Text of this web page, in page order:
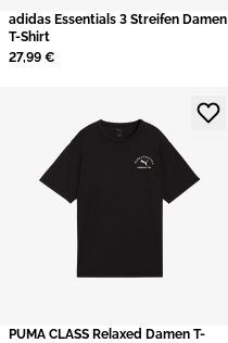
adidas Essentials 3 Streifen Damen
T-Shirt
27,99 €
PUMA CLASS Relaxed Damen T-